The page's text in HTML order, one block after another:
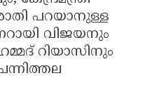
പറയാനുള്ള
വിജയനും
റിയാസിനും